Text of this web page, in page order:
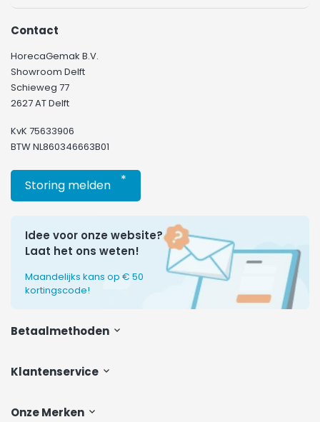
Klantenservice
Onze Merken
Contact
HorecaGemak B.V.
Showroom Delft
Schieweg 77
2627 AT Delft
KvK 75633906
BTW NL860346663B01
Storing melden *
Idee voor onze website?
Laat het ons weten!
Maandelijks kans op € 50
kortingscode!
Betaalmethoden